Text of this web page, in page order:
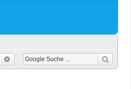
Suche Erweiterte Suche